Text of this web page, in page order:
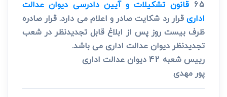
65 قانون تشکیلات و آیین دادرسی دیوان عدالت
اداریقرار رد شکایت صادر و اعلام می دارد. قرار صادره
ظرف بیست روز پس از ابلاغ قابل تجدیدنظر در شعب
تجدیدنظر دیوان عدالت اداری می باشد.
رییس شعبه 42 دیوان عدالت اداری
پور مهدی